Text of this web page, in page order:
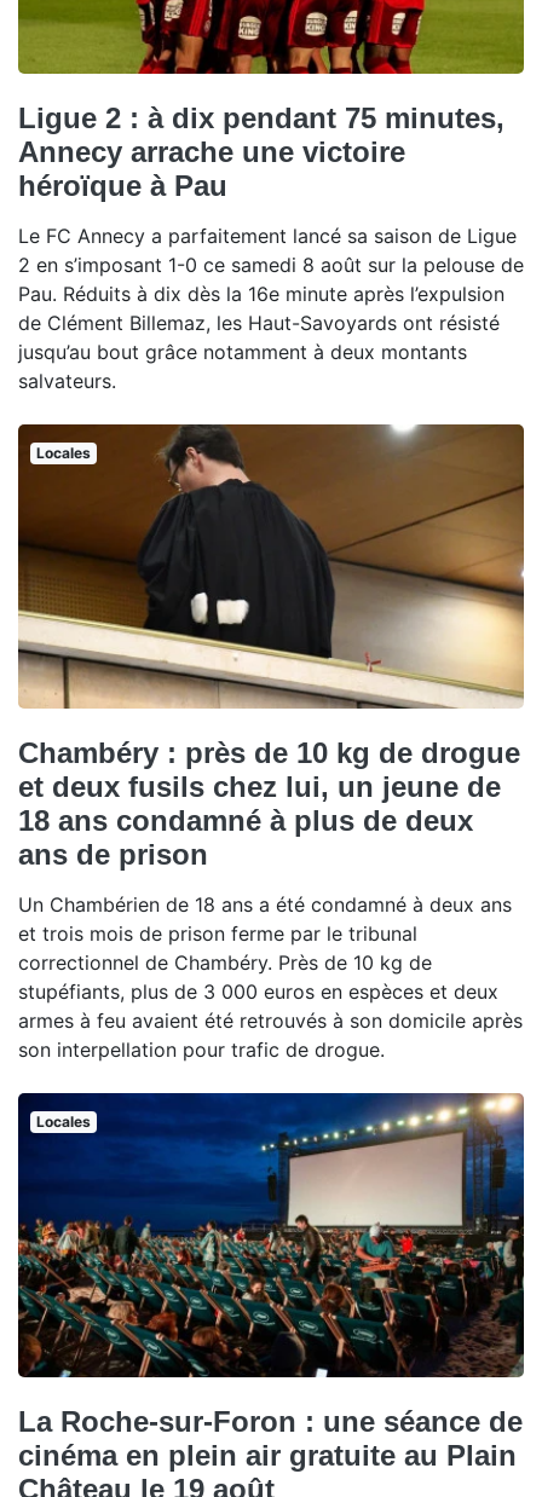
Ligue 2 : à dix pendant 75 minutes,
Annecy arrache une victoire
héroïque à Pau
Le FC Annecy a parfaitement lancé sa saison de Ligue
2 en s’imposant 1-0 ce samedi 8 août sur la pelouse de
Pau. Réduits à dix dès la 16e minute après l’expulsion
de Clément Billemaz, les Haut-Savoyards ont résisté
jusqu’au bout grâce notamment à deux montants
salvateurs.
Locales
Chambéry : près de 10 kg de drogue
et deux fusils chez lui, un jeune de
18 ans condamné à plus de deux
ans de prison
Un Chambérien de 18 ans a été condamné à deux ans
et trois mois de prison ferme par le tribunal
correctionnel de Chambéry. Près de 10 kg de
stupéfiants, plus de 3 000 euros en espèces et deux
armes à feu avaient été retrouvés à son domicile après
son interpellation pour trafic de drogue.
Locales
La Roche-sur-Foron : une séance de
cinéma en plein air gratuite au Plain
Château le 19 août